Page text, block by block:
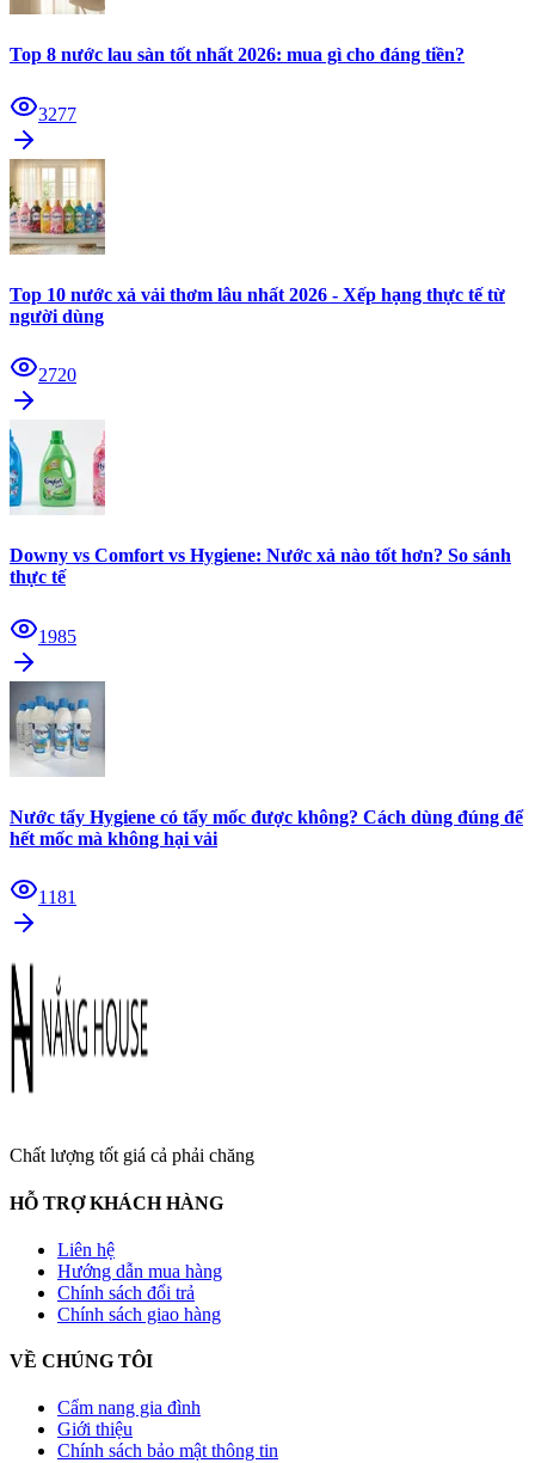
Top 8 nước lau sàn tốt nhất 2026: mua gì cho đáng tiền?
3277
Top 10 nước xả vải thơm lâu nhất 2026 - Xếp hạng thực tế từ
người dùng
2720
Downy vs Comfort vs Hygiene: Nước xả nào tốt hơn? So sánh
thực tế
1985
Nước tẩy Hygiene có tẩy mốc được không? Cách dùng đúng để
hết mốc mà không hại vải
1181
Chất lượng tốt giá cả phải chăng
HỖ TRỢ KHÁCH HÀNG
Liên hệ
Hướng dẫn mua hàng
Chính sách đổi trả
Chính sách giao hàng
VỀ CHÚNG TÔI
Cẩm nang gia đình
Giới thiệu
Chính sách bảo mật thông tin